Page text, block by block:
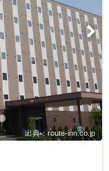
出典：route-inn.co.jp